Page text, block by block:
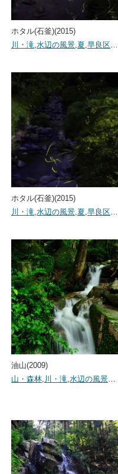
ホタル(石釜)(2015)
川・滝,水辺の風景,夏,早良区…
ホタル(石釜)(2015)
川・滝,水辺の風景,夏,早良区…
油山(2009)
山・森林, 川・滝,水辺の風景…